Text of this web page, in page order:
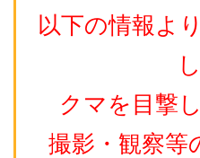
以下の情報よ
クマを目撃
撮影・観察等